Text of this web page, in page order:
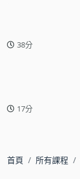
38分
17分
首頁 所有課程